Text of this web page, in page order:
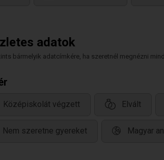
adatok
bármelyik adatcímkére, ha szeretnél megnézni
Középiskolát végzett Elvált
Nem szeretne gyereket Magyar